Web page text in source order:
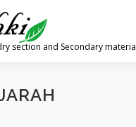
section and Secondary